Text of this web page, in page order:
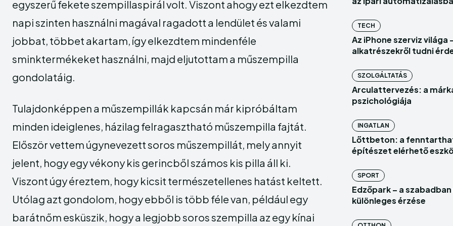
Enter
BELÉPÉS
INGATLAN
Enter
BELÉPÉS
INGATLAN
egyszerű fekete szempillaspirál volt. Viszont ahogy ezt elkezdtem
napi szinten használni magával ragadott a lendület és valami
jobbat, többet akartam, így elkezdtem mindenféle
sminktermékeket használni, majd eljutottam a műszempilla
gondolatáig.
Tulajdonképpen a műszempillák kapcsán már kipróbáltam
minden ideiglenes, házilag felragasztható műszempilla fajtát.
Először vettem úgynevezett soros műszempillát, mely annyit
jelent, hogy egy vékony kis gerincből számos kis pilla áll ki.
Viszont úgy éreztem, hogy kicsit természetellenes hatást keltett.
Utólag azt gondolom, hogy ebből is több féle van, például egy
barátnőm esküszik, hogy a legjobb soros szempilla az egy kínai
TECH
Az iPhone szerviz világa
alkatrészekről tudni
SZOLGÁLTATÁS
Arculattervezés: a
pszichológiája
INGATLAN
Lőttbeton: a
építészet elérhető
SPORT
Edzőpark – a
különleges érzése